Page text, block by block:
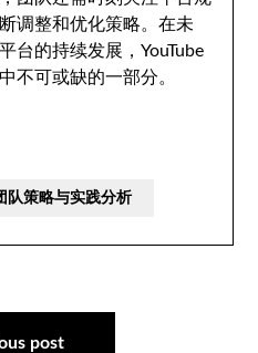
调整和优化策略。在未
台的持续发展，YouTube
不可或缺的一部分。
队策略与实践分析
post